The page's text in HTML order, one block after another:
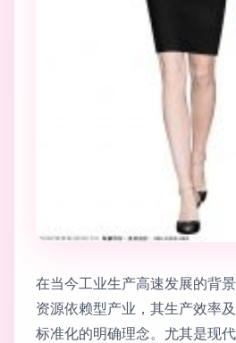
在当今工业生产高速发展的背
资源依赖型产业，其生产效率
标准化的明确理念。尤其是现